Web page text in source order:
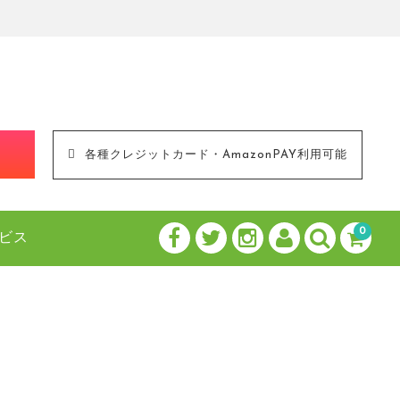
各種クレジットカード・AmazonPAY利用可能
0
ス